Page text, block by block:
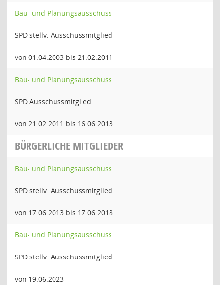
Bau- und Planungsausschuss
SPD stellv. Ausschussmitglied
von 01.04.2003 bis 21.02.2011
Bau- und Planungsausschuss
SPD Ausschussmitglied
von 21.02.2011 bis 16.06.2013
BÜRGERLICHE MITGLIEDER
Bau- und Planungsausschuss
SPD stellv. Ausschussmitglied
von 17.06.2013 bis 17.06.2018
Bau- und Planungsausschuss
SPD stellv. Ausschussmitglied
von 19.06.2023